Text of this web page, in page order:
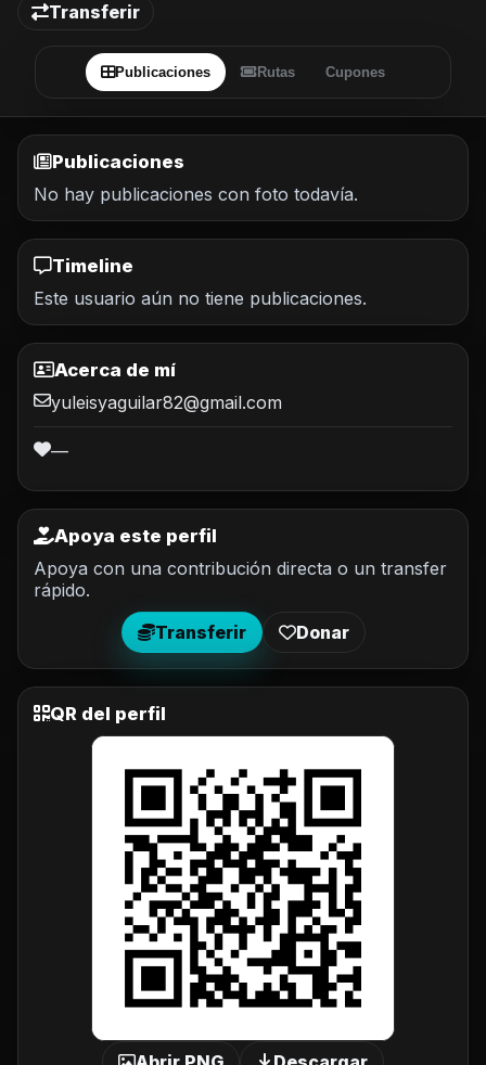
Transferir
Publicaciones Rutas Cupones
Publicaciones
No hay publicaciones con foto todavía.
Timeline
Este usuario aún no tiene publicaciones.
Acerca de mí
yuleisyaguilar82@gmail.com
—
Apoya este perfil
Apoya con una contribución directa o un transfer
rápido.
Transferir
Donar
QR del perfil